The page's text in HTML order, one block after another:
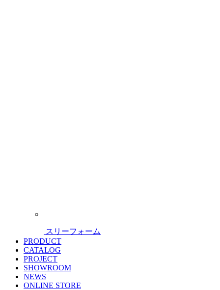
スリーフォーム
PRODUCT
CATALOG
PROJECT
SHOWROOM
NEWS
ONLINE STORE